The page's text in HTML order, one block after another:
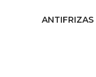
ANTIFRIZAS